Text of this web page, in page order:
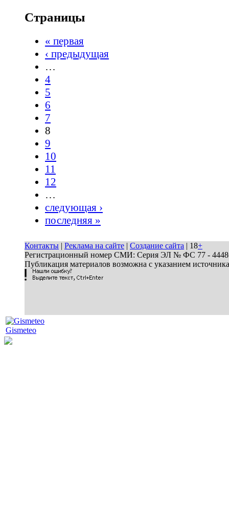
Страницы
« первая
‹ предыдущая
…
4
5
6
7
8
9
10
11
12
…
следующая ›
последняя »
Контакты | Реклама на сайте | Создание сайта | 18+
Регистрационный номер СМИ: Серия ЭЛ № ФС 77 - 44486
Публикация материалов возможна с указанием
Gismeteo